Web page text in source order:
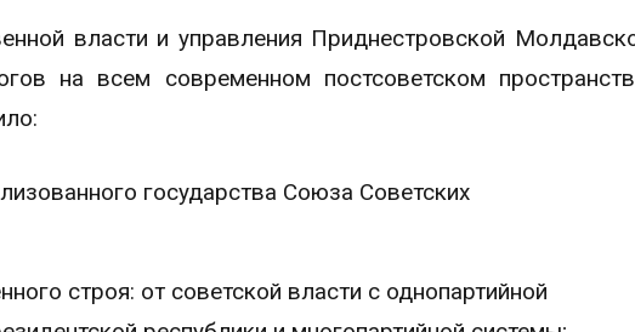
власти и управления Приднестровской
на всем современном постсоветском
государства Союза Советских
строя: от советской власти с однопартийной